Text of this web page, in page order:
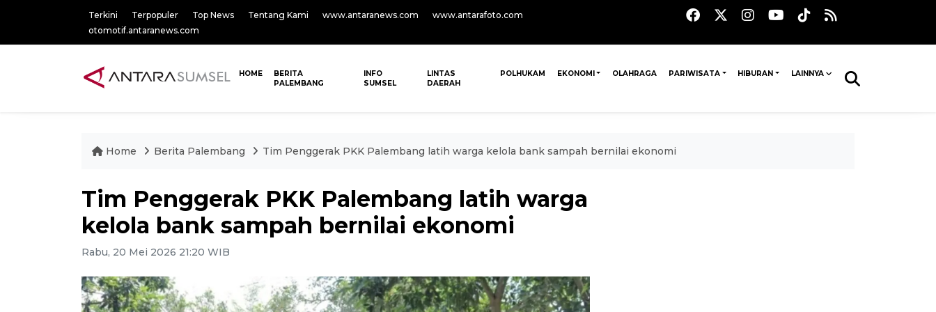
Terkini Terpopuler Top News Tentang Kami www.antaranews.com
www.antarafoto.com
otomotif.antaranews.com
HOME
BERITA
PALEMBANG
INFO
SUMSEL
LINTAS
DAERAH
POLHUKAM EKONOMI OLAHRAGA PARIWISATA HIBURAN LAINNYA
Home Berita Palembang Tim Penggerak PKK Palembang latih warga kelola bank sampah bernilai ekonomi
Tim Penggerak PKK Palembang latih warga
kelola bank sampah bernilai ekonomi
Rabu, 20 Mei 2026 21:20 WIB